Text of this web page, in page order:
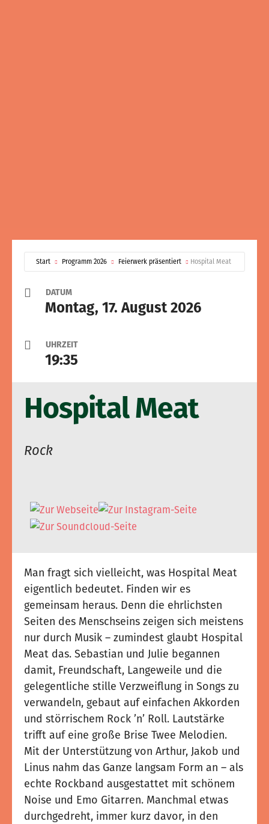
Start Programm 2026 Feierwerk präsentiert Hospital Meat
DATUM
Montag, 17. August 2026
UHRZEIT
19:35
Hospital Meat
Rock
Man fragt sich vielleicht, was Hospital Meat
eigentlich bedeutet. Finden wir es
gemeinsam heraus. Denn die ehrlichsten
Seiten des Menschseins zeigen sich meistens
nur durch Musik – zumindest glaubt Hospital
Meat das. Sebastian und Julie begannen
damit, Freundschaft, Langeweile und die
gelegentliche stille Verzweiflung in Songs zu
verwandeln, gebaut auf einfachen Akkorden
und störrischem Rock ’n’ Roll. Lautstärke
trifft auf eine große Brise Twee Melodien.
Mit der Unterstützung von Arthur, Jakob und
Linus nahm das Ganze langsam Form an – als
echte Rockband ausgestattet mit schönem
Noise und Emo Gitarren. Manchmal etwas
durchgedreht, immer kurz davor, in den